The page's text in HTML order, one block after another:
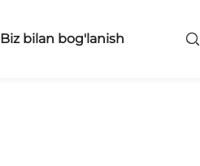
Biz bilan bog'lanish